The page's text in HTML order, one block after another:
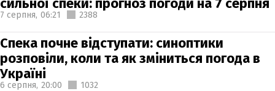
7 серпня, 06:21 2388
Спека почне відступати: синоптики
розповіли, коли та як зміниться погода в
Україні
6 серпня, 20:00 1032